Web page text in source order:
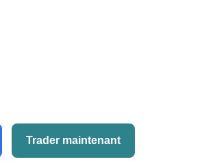
Trader maintenant